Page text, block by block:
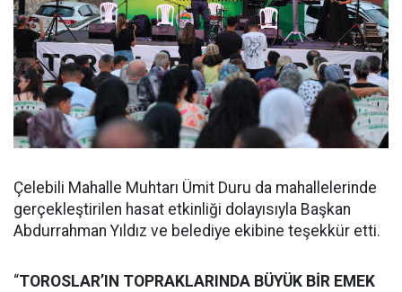
Çelebili Mahalle Muhtarı Ümit Duru da mahallelerinde
gerçekleştirilen hasat etkinliği dolayısıyla Başkan
Abdurrahman Yıldız ve belediye ekibine teşekkür etti.
“TOROSLAR’IN TOPRAKLARINDA BÜYÜK BİR EMEK